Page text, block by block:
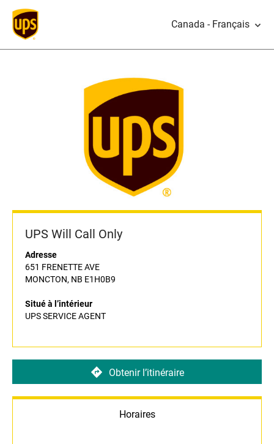
Canada - Français
UPS Will Call Only
Adresse
651 FRENETTE AVE
MONCTON, NB E1H0B9
Situé à l’intérieur
UPS SERVICE AGENT
Obtenir l’itinéraire
Horaires